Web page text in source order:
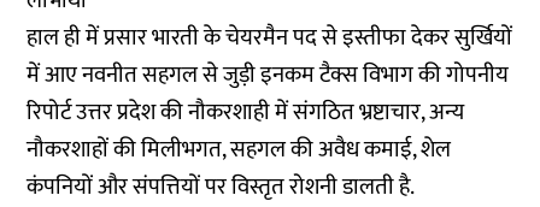
हाल ही में प्रसार भारती के चेयरमैन पद से इस्तीफा देकर सुर्खियों
में आए नवनीत सहगल से जुड़ी इनकम टैक्स विभाग की गोपनीय
रिपोर्ट उत्तर प्रदेश की नौकरशाही में संगठित भ्रष्टाचार, अन्य
नौकरशाहों की मिलीभगत, सहगल की अवैध कमाई, शेल
कंपनियों और संपत्तियों पर विस्तृत रोशनी डालती है.